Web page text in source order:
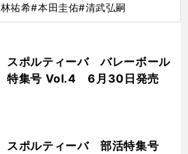
祐希#本田圭佑#清武弘嗣
スポルティーバ バレーボール
特集号 Vol.4 6月30日発売
スポルティーバ 部活特集号